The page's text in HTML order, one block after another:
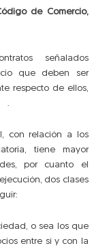
de Comercio,
señalados
que deben ser
respecto de ellos,
.
con relación a los
tiene mayor
por cuanto el
dos clases
o sea los que
entre sí y con la